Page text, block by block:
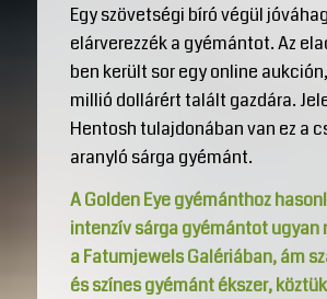
Egy szövetségi bíró végül
elárverezzék a gyémántot. Az
ben került sor egy online
millió dollárért talált gazdára.
Hentosh tulajdonában van ez a
aranyló sárga gyémánt.
A Golden Eye gyémánthoz
intenzív sárga gyémántot ugyan
a Fatumjewels Galériában, ám
és színes gyémánt ékszer,